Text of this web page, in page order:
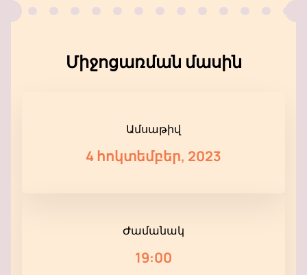
Միջոցառման մասին
Ամսաթիվ
4 հոկտեմբեր, 2023
Ժամանակ
19:00